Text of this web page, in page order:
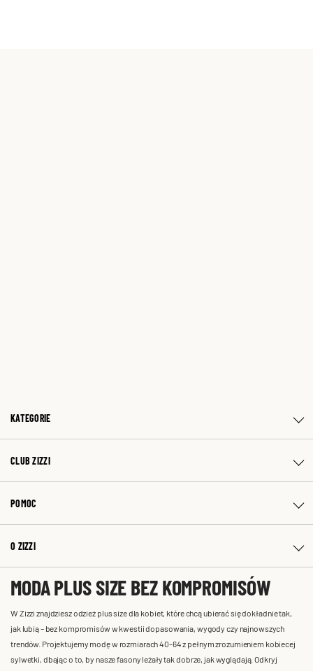
KATEGORIE
CLUB ZIZZI
POMOC
O ZIZZI
MODA PLUS SIZE BEZ KOMPROMISÓW
W Zizzi znajdziesz odzież plus size dla kobiet, które chcą ubierać się dokładnie tak,
jak lubią – bez kompromisów w kwestii dopasowania, wygody czy najnowszych
trendów. Projektujemy modę w rozmiarach 40-64 z pełnym zrozumieniem kobiecej
sylwetki, dbając o to, by nasze fasony leżały tak dobrze, jak wyglądają. Odkryj